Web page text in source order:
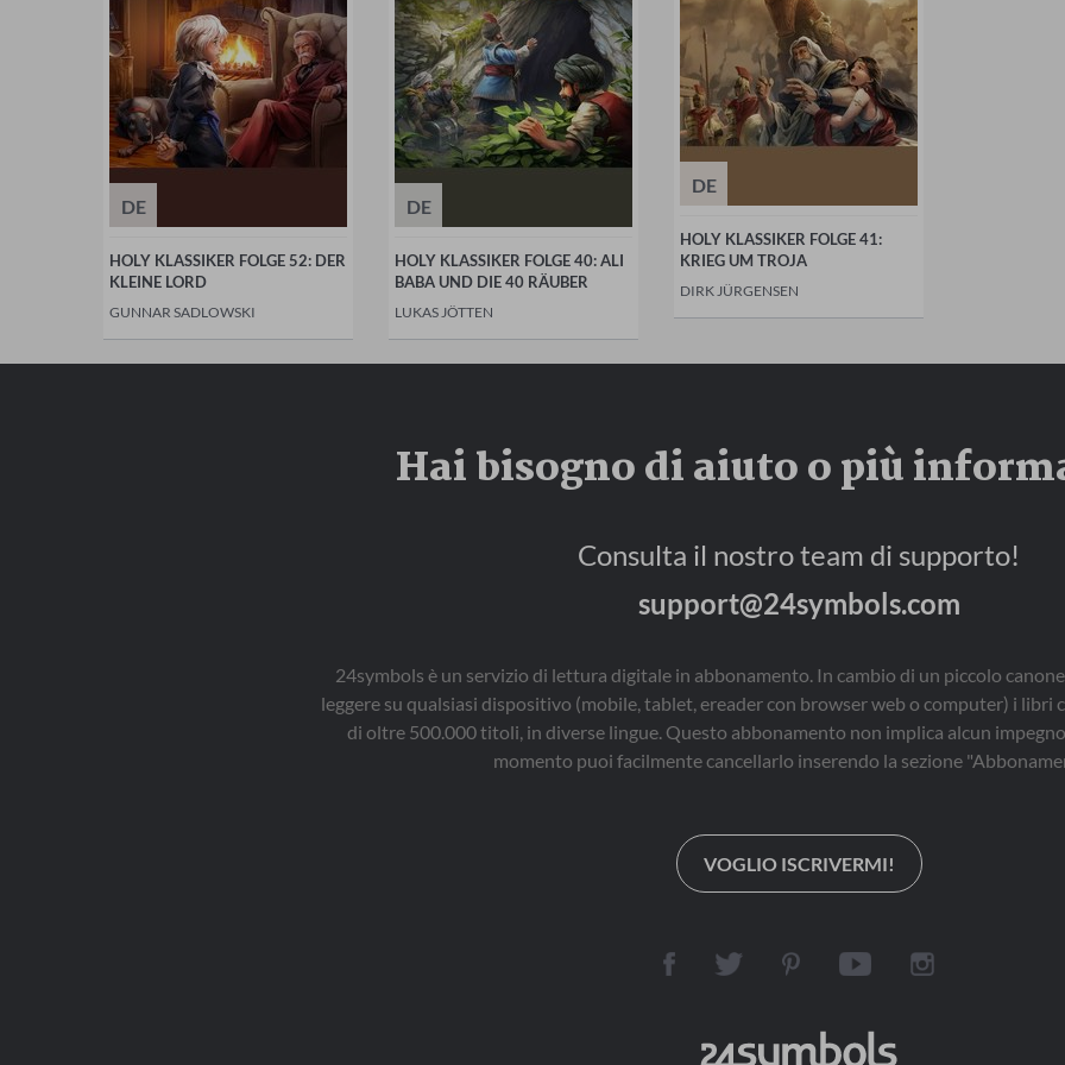
DE
HOLY KLASSIKER FOLGE 52: DER
KLEINE LORD
GUNNAR SADLOWSKI
DE
HOLY KLASSIKER FOLGE 40: ALI
BABA UND DIE 40 RÄUBER
LUKAS JÖTTEN
DE
HOLY KLASSIKER FOLGE 41:
KRIEG UM TROJA
DIRK JÜRGENSEN
Hai bisogno di aiuto o più
Consulta il nostro team di supporto!
support@24symbols.com
24symbols è un servizio di lettura digitale in abbonamento. In cambio di un piccolo
leggere su qualsiasi dispositivo (mobile, tablet, ereader con browser web o computer) i libri
di oltre 500.000 titoli, in diverse lingue. Questo abbonamento non implica alcun
momento puoi facilmente cancellarlo inserendo la sezione
VOGLIO ISCRIVERMI!